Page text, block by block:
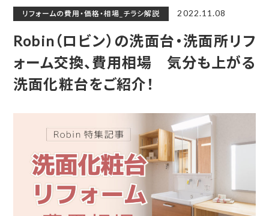
リフォームの費用・価格・相場_チラシ解説 2022.11.08
Robin（ロビン）の洗面台・洗面所リフ
ォーム交換、費用相場 気分も上がる
洗面化粧台をご紹介！